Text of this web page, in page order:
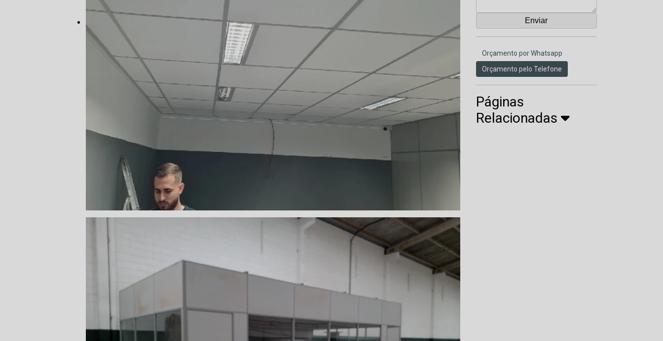
Orçamento por Whatsapp
Orçamento pelo Telefone
Páginas
Relacionadas